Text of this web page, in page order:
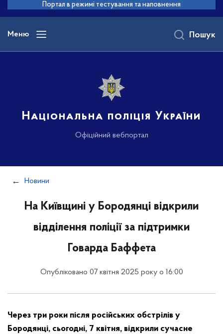
основного
вмісту
Портал в режимі тестування та наповнення
Меню
Національна поліція України
Офіційний вебпортал
Пошук
Новини
На Київщині у Бородянці відкрили
відділення поліції за підтримки
Говарда Баффета
Опубліковано 07 квітня 2025 року о 16:00
Через три роки після російських обстрілів у
Бородянці, сьогодні, 7 квітня, відкрили сучасне